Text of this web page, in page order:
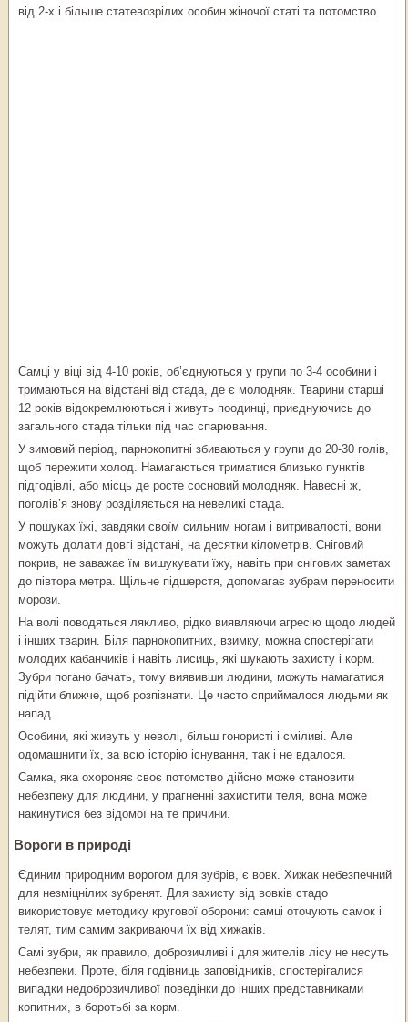
від 2-х і більше статевозрілих особин жіночої статі та потомство.
Самці у віці від 4-10 років, об’єднуються у групи по 3-4 особини і
тримаються на відстані від стада, де є молодняк. Тварини старші
12 років відокремлюються і живуть поодинці, приєднуючись до
загального стада тільки під час спарювання.
У зимовий період, парнокопитні збиваються у групи до 20-30 голів,
щоб пережити холод. Намагаються триматися близько пунктів
підгодівлі, або місць де росте сосновий молодняк. Навесні ж,
поголів’я знову розділяється на невеликі стада.
У пошуках їжі, завдяки своїм сильним ногам і витривалості, вони
можуть долати довгі відстані, на десятки кілометрів. Сніговий
покрив, не заважає їм вишукувати їжу, навіть при снігових заметах
до півтора метра. Щільне підшерстя, допомагає зубрам переносити
морози.
На волі поводяться лякливо, рідко виявляючи агресію щодо людей
і інших тварин. Біля парнокопитних, взимку, можна спостерігати
молодих кабанчиків і навіть лисиць, які шукають захисту і корм.
Зубри погано бачать, тому виявивши людини, можуть намагатися
підійти ближче, щоб розпізнати. Це часто сприймалося людьми як
напад.
Особини, які живуть у неволі, більш гонористі і сміливі. Але
одомашнити їх, за всю історію існування, так і не вдалося.
Самка, яка охороняє своє потомство дійсно може становити
небезпеку для людини, у прагненні захистити теля, вона може
накинутися без відомої на те причини.
Вороги в природі
Єдиним природним ворогом для зубрів, є вовк. Хижак небезпечний
для незміцнілих зубренят. Для захисту від вовків стадо
використовує методику кругової оборони: самці оточують самок і
телят, тим самим закриваючи їх від хижаків.
Самі зубри, як правило, доброзичливі і для жителів лісу не несуть
небезпеки. Проте, біля годівниць заповідників, спостерігалися
випадки недоброзичливої поведінки до інших представниками
копитних, в боротьбі за корм.